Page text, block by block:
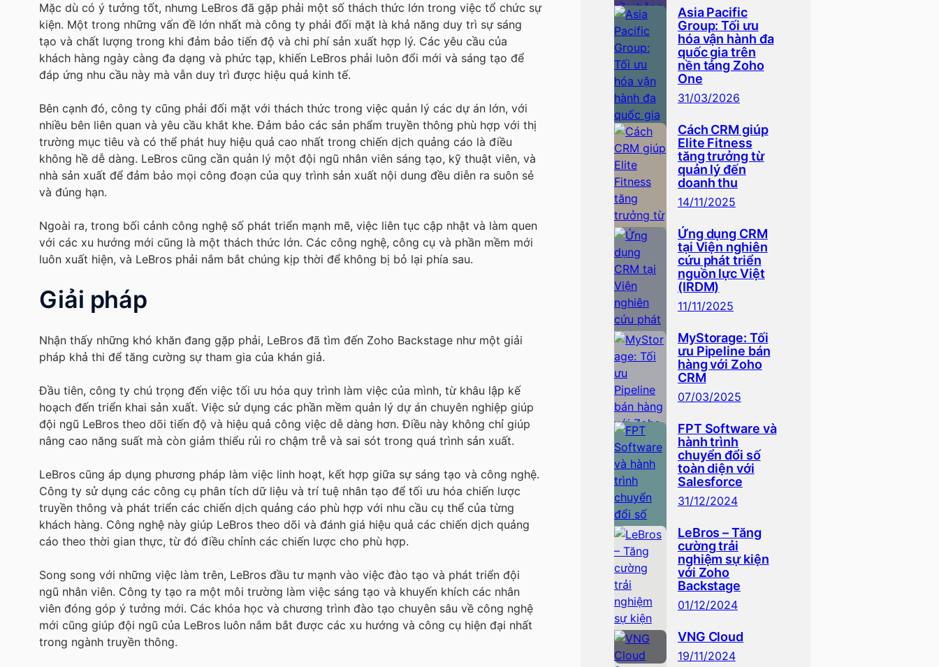
Mặc dù có ý tưởng tốt, nhưng LeBros đã gặp phải một số thách thức lớn trong việc tổ chức sự
kiện. Một trong những vấn đề lớn nhất mà công ty phải đối mặt là khả năng duy trì sự sáng
tạo và chất lượng trong khi đảm bảo tiến độ và chi phí sản xuất hợp lý. Các yêu cầu của
khách hàng ngày càng đa dạng và phức tạp, khiến LeBros phải luôn đổi mới và sáng tạo để
đáp ứng nhu cầu này mà vẫn duy trì được hiệu quả kinh tế.
Bên cạnh đó, công ty cũng phải đối mặt với thách thức trong việc quản lý các dự án lớn, với
nhiều bên liên quan và yêu cầu khắt khe. Đảm bảo các sản phẩm truyền thông phù hợp với thị
trường mục tiêu và có thể phát huy hiệu quả cao nhất trong chiến dịch quảng cáo là điều
không hề dễ dàng. LeBros cũng cần quản lý một đội ngũ nhân viên sáng tạo, kỹ thuật viên, và
nhà sản xuất để đảm bảo mọi công đoạn của quy trình sản xuất nội dung đều diễn ra suôn sẻ
và đúng hạn.
Ngoài ra, trong bối cảnh công nghệ số phát triển mạnh mẽ, việc liên tục cập nhật và làm quen
với các xu hướng mới cũng là một thách thức lớn. Các công nghệ, công cụ và phần mềm mới
luôn xuất hiện, và LeBros phải nắm bắt chúng kịp thời để không bị bỏ lại phía sau.
Giải pháp
Nhận thấy những khó khăn đang gặp phải, LeBros đã tìm đến Zoho Backstage như một giải
pháp khả thi để tăng cường sự tham gia của khán giả.
Đầu tiên, công ty chú trọng đến việc tối ưu hóa quy trình làm việc của mình, từ khâu lập kế
hoạch đến triển khai sản xuất. Việc sử dụng các phần mềm quản lý dự án chuyên nghiệp giúp
đội ngũ LeBros theo dõi tiến độ và hiệu quả công việc dễ dàng hơn. Điều này không chỉ giúp
nâng cao năng suất mà còn giảm thiểu rủi ro chậm trễ và sai sót trong quá trình sản xuất.
LeBros cũng áp dụng phương pháp làm việc linh hoạt, kết hợp giữa sự sáng tạo và công nghệ.
Công ty sử dụng các công cụ phân tích dữ liệu và trí tuệ nhân tạo để tối ưu hóa chiến lược
truyền thông và phát triển các chiến dịch quảng cáo phù hợp với nhu cầu cụ thể của từng
khách hàng. Công nghệ này giúp LeBros theo dõi và đánh giá hiệu quả các chiến dịch quảng
cáo theo thời gian thực, từ đó điều chỉnh các chiến lược cho phù hợp.
Song song với những việc làm trên, LeBros đầu tư mạnh vào việc đào tạo và phát triển đội
ngũ nhân viên. Công ty tạo ra một môi trường làm việc sáng tạo và khuyến khích các nhân
viên đóng góp ý tưởng mới. Các khóa học và chương trình đào tạo chuyên sâu về công nghệ
mới cũng giúp đội ngũ của LeBros luôn nắm bắt được các xu hướng và công cụ hiện đại nhất
trong ngành truyền thông.
Asia Pacific
Group: Tối ưu
hóa vận hành đa
quốc gia trên
nền tảng Zoho
One
31/03/2026
Cách CRM giúp
Elite Fitness
tăng trưởng từ
quản lý đến
doanh thu
14/11/2025
Ứng dụng CRM
tại Viện nghiên
cứu phát triển
nguồn lực Việt
(IRDM)
11/11/2025
MyStorage: Tối
ưu Pipeline bán
hàng với Zoho
CRM
07/03/2025
FPT Software và
hành trình
chuyển đổi số
toàn diện với
Salesforce
31/12/2024
LeBros – Tăng
cường trải
nghiệm sự kiện
với Zoho
Backstage
01/12/2024
VNG Cloud
19/11/2024